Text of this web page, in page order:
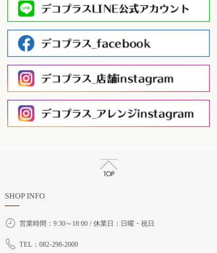
SHOP INFO
営業時間：9:30～18:00 / 休業日：日曜・祝日
TEL：082-298-2000